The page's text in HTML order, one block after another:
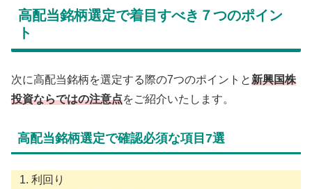
高配当銘柄選定で着目すべき７つのポイン
ト
次に高配当銘柄を選定する際の7つのポイントと新興国株
投資ならではの注意点をご紹介いたします。
高配当銘柄選定で確認必須な項目7選
利回り